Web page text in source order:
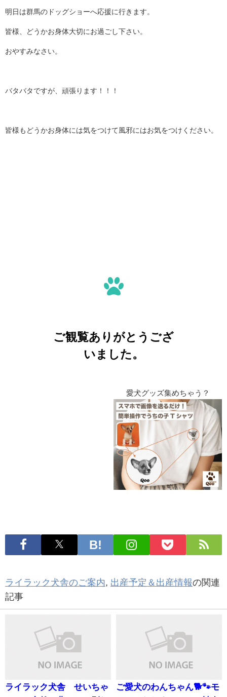
明日は群馬のドッグショーへ応援に行きます。
皆様、どうかお身体大切にお過ごし下さい。
おやすみなさい。
バタバタですが、頑張ります！！！
皆様もどうかお身体には気をつけて風邪にはお気をつけください。
ご観覧ありがとうござ
いました。
愛犬グッズ集めちゃう？
ライラック犬舎のご案内, 出産予定＆出産情報の関連
記事
ライラック犬舎 せいちゃ
ご愛犬のわんちゃん🐕🐾モ